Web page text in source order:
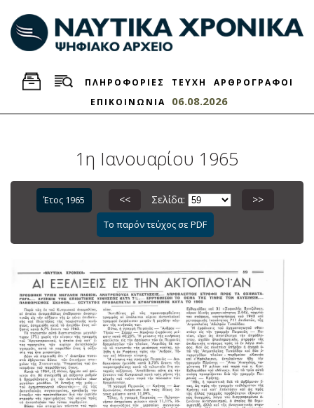
ΠΛΗΡΟΦΟΡΙΕΣ ΤΕΥΧΗ
ΑΡΘΡΟΓΡΑΦΟΙ
ΕΠΙΚΟΙΝΩΝΙΑ
06.08.2026
1η Ιανουαρίου 1965
Έτος 1965 << Σελίδα: >>
Το παρόν τεύχος σε PDF